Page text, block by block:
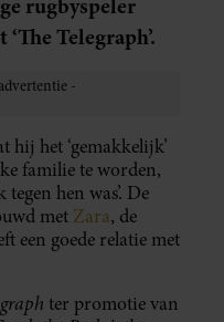
rugbyspeler
Telegraph’.
het ‘gemakkelijk’
familie te worden,
hen was’. De
met Zara, de
een goede relatie met
ter promotie van